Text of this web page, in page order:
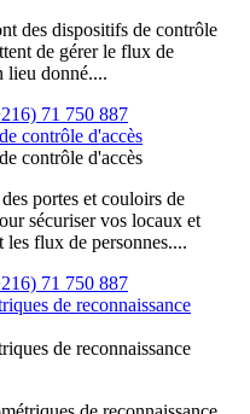
des dispositifs de contrôle
de gérer le flux de
lieu donné....
71 750 887
contrôle d'accès
contrôle d'accès
portes et couloirs de
sécuriser vos locaux et
les flux de personnes....
71 750 887
de reconnaissance
de reconnaissance